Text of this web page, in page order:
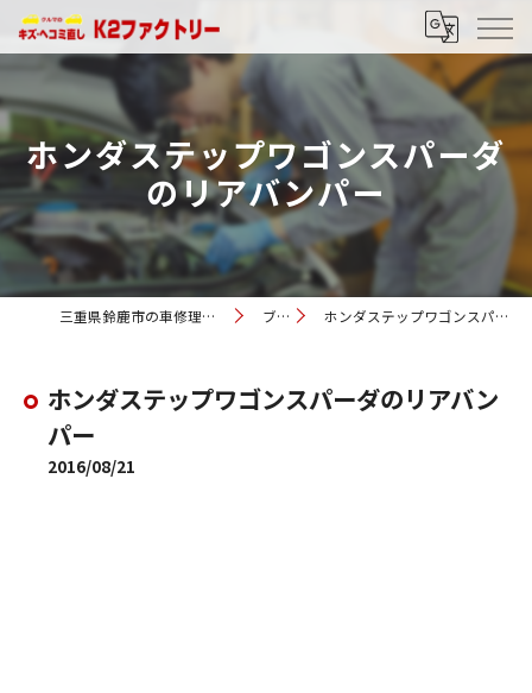
ホンダステップワゴンスパーダ
のリアバンパー
三重県鈴鹿市の車修理ならK2ファクトリー ブログ ホンダステップワゴンスパーダのリアバンパー
ホンダステップワゴンスパーダのリアバン
パー
2016/08/21